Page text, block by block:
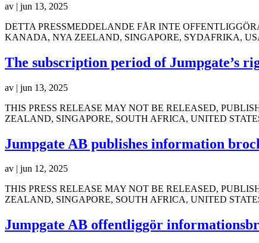
av | jun 13, 2025
DETTA PRESSMEDDELANDE FÅR INTE
KANADA, NYA ZEELAND, SINGAPORE, SYDAFRIKA,
The subscription period of Jumpgate’s
av | jun 13, 2025
THIS PRESS RELEASE MAY NOT BE RELEASED,
ZEALAND, SINGAPORE, SOUTH AFRICA, UNITED
Jumpgate AB publishes information
av | jun 12, 2025
THIS PRESS RELEASE MAY NOT BE RELEASED,
ZEALAND, SINGAPORE, SOUTH AFRICA, UNITED
Jumpgate AB offentliggör